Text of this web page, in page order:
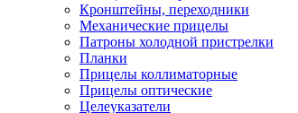
Кронштейны, переходники
Механические прицелы
Патроны холодной пристрелки
Планки
Прицелы коллиматорные
Прицелы оптические
Целеуказатели